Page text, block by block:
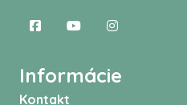
Informácie
Kontakt